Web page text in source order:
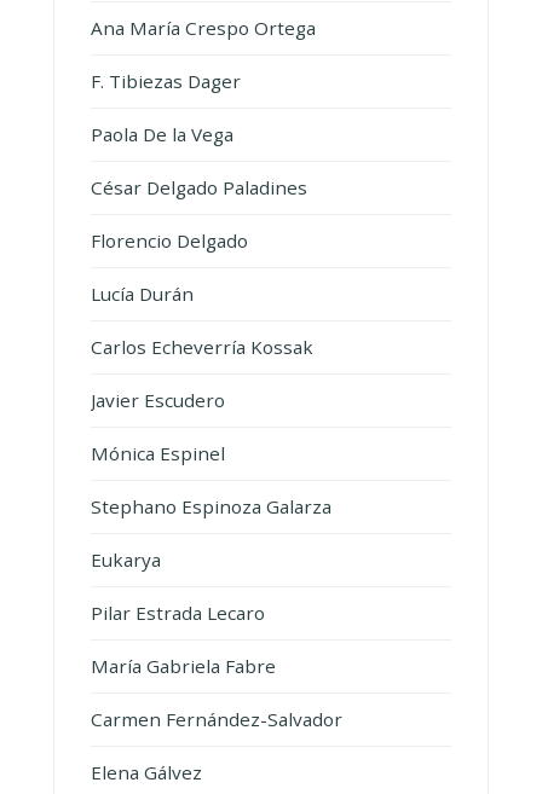
Ana María Crespo Ortega
F. Tibiezas Dager
Paola De la Vega
César Delgado Paladines
Florencio Delgado
Lucía Durán
Carlos Echeverría Kossak
Javier Escudero
Mónica Espinel
Stephano Espinoza Galarza
Eukarya
Pilar Estrada Lecaro
María Gabriela Fabre
Carmen Fernández-Salvador
Elena Gálvez